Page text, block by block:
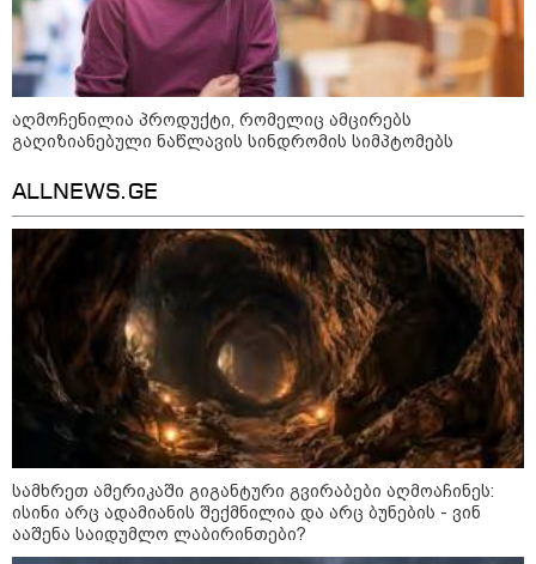
11:44 / 10-08-2026
შსს 2014 წელს გაუჩინარებული
გურამ დადიანიძის საქმის
გამოძიების შესახებ
ყვარელში თვითნებურად
მოწყობილ ავტორბოლაზე
არასრულწლოვნის დაღუპვის
საქმეზე პროკურატურა
განცხადებას ავრცელებს
14:46 / 09-08-2026
"ნატა ვიბლიანის საქმეზე
საზოგადოება უახლოეს
დღეებში გაიგებს სიახლეს,
დაიდება პირველი
მნიშვნელოვანი შედეგი და
ოფიციალურად ცნობენ
დაზარალებულად" - ტარიელ
კაკაბაძე
კატეგორიის ყველა სიახლე
აღმოჩენილია პროდუქტი, რომელიც ამცირებს
გაღიზიანებული ნაწლავის სინდრომის სიმპტომებს
ALLNEWS.GE
სამხრეთ ამერიკაში გიგანტური გვირაბები აღმოაჩინეს:
ისინი არც ადამიანის შექმნილია და არც ბუნების - ვინ
ააშენა საიდუმლო ლაბირინთები?